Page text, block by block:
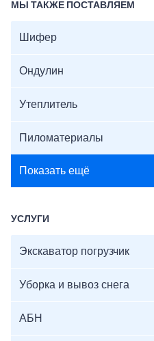
МЫ ТАКЖЕ ПОСТАВЛЯЕМ
Шифер
Ондулин
Утеплитель
Пиломатериалы
Показать ещё
УСЛУГИ
Экскаватор погрузчик
Уборка и вывоз снега
АБН